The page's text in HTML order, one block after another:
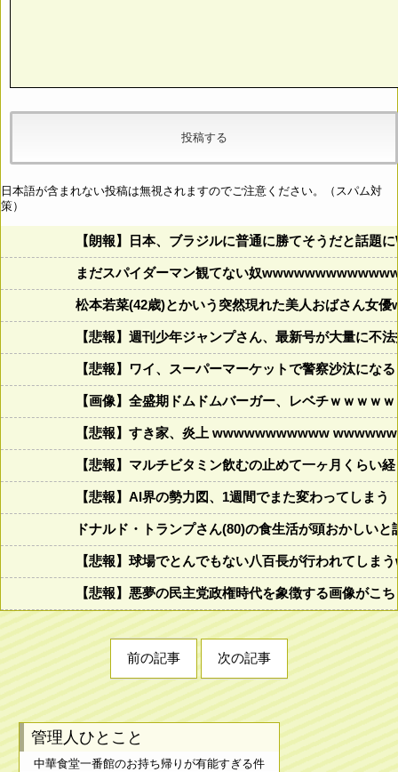
日本語が含まれない投稿は無視されますのでご注意ください。（スパム対
策）
【朗報】日本、ブラジルに普通に勝てそうだと話題
まだスパイダーマン観てない奴
松本若菜(42歳)とかいう突然現れた美人おばさん女優
【悲報】週刊少年ジャンプさん、最新号が大量に不
【悲報】ワイ、スーパーマーケットで警察沙汰にな
【画像】全盛期ドムドムバーガー、レベチｗｗｗｗ
【悲報】すき家、炎上 wwwwwwwwwww
【悲報】マルチビタミン飲むの止めて一ヶ月くらい
【悲報】AI界の勢力図、1週間でまた変わってしまう
ドナルド・トランプさん(80)の食生活が頭おかしい
【悲報】球場でとんでもない八百長が行われてし
【悲報】悪夢の民主党政権時代を象徴する画像がこ
前の記事 次の記事
管理人ひとこと
中華食堂一番館のお持ち帰りが有能すぎる件